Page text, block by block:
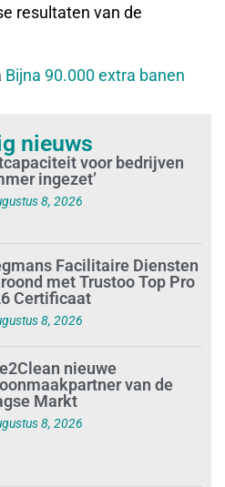
resultaten van de
Bijna 90.000 extra banen
nieuws
voor bedrijven
ingezet’
8, 2026
Facilitaire Diensten
met Trustoo Top Pro
Certificaat
8, 2026
nieuwe
van de
Markt
8, 2026